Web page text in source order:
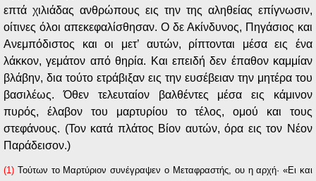
επτά χιλιάδας ανθρώπους εις την της αληθείας επίγνωσιν,
οίτινες όλοι απεκεφαλίσθησαν. Ο δε Ακίνδυνος, Πηγάσιος και
Ανεμπόδιστος και οι μετ’ αυτών, ρίπτονται μέσα εις ένα
λάκκον, γεμάτον από θηρία. Και επειδή δεν έπαθον καμμίαν
βλάβην, δια τούτο ετράβιξαν εις την ευσέβειαν την μητέρα του
βασιλέως. Όθεν τελευταίον βαλθέντες μέσα εις κάμινον
πυρός, έλαβον του μαρτυρίου το τέλος, ομού και τους
στεφάνους. (Τον κατά πλάτος Βίον αυτών, όρα εις τον Νέον
Παράδεισον.)
(1) Τούτων το Μαρτύριον συνέγραψεν ο Μεταφραστής, ου η αρχή· «Ει και